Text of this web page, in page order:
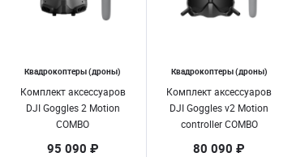
Квадрокоптеры (дроны)
Комплект аксессуаров
DJI Goggles 2 Motion
COMBO
95 090 ₽
Квадрокоптеры (дроны)
Комплект аксессуаров
DJI Goggles v2 Motion
controller COMBO
80 090 ₽